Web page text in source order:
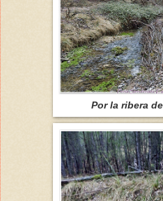
Por la ribera